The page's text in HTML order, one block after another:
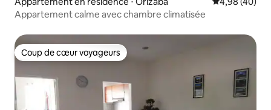
Appartement calme avec chambre climatisée
Coup de cœur voyageurs
Coup de cœur voyageurs